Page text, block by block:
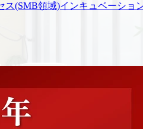
(SMB領域)インキュベーショ